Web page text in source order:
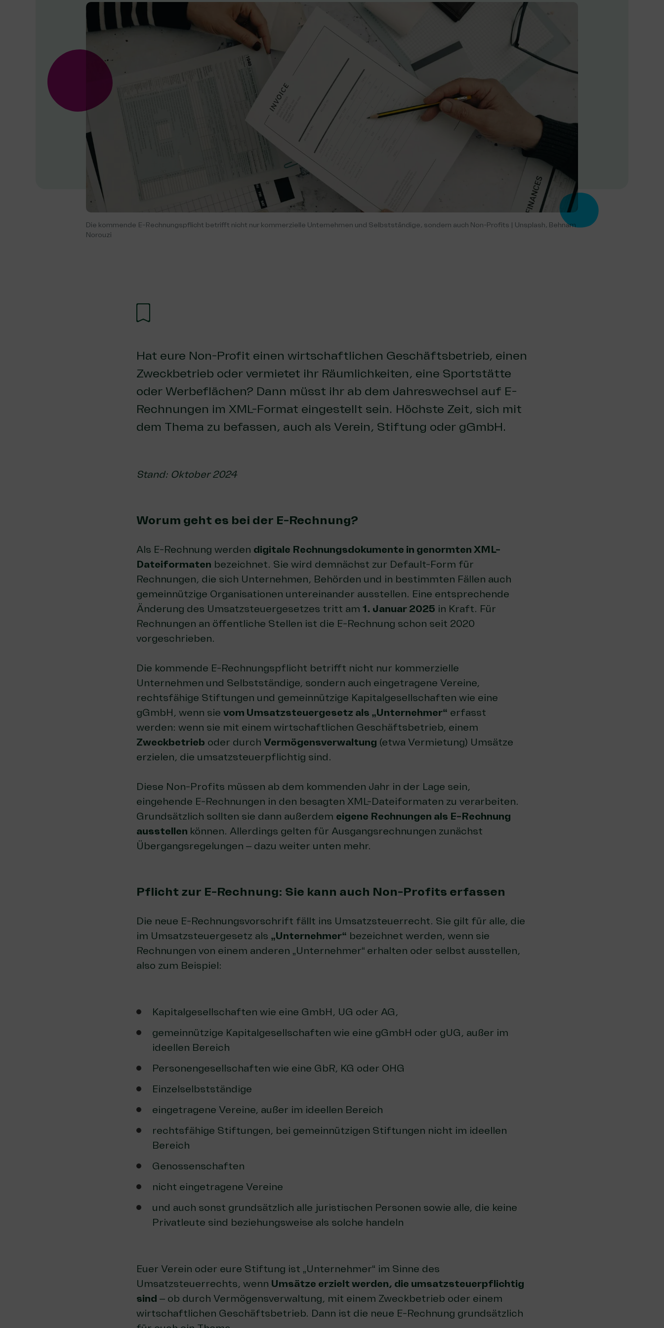
Die kommende E-Rechnungspflicht betrifft nicht nur kommerzielle Unternehmen und Selbstständige, sondern auch Non-Profits | Unsplash, Behnam
Norouzi
Hat eure Non-Profit einen wirtschaftlichen Geschäftsbetrieb, einen
Zweckbetrieb oder vermietet ihr Räumlichkeiten, eine Sportstätte
oder Werbeflächen? Dann müsst ihr ab dem Jahreswechsel auf E-
Rechnungen im XML-Format eingestellt sein. Höchste Zeit, sich mit
dem Thema zu befassen, auch als Verein, Stiftung oder gGmbH.
Stand: Oktober 2024
Worum geht es bei der E-Rechnung?
Als E-Rechnung werden digitale Rechnungsdokumente in genormten XML-
Dateiformaten bezeichnet. Sie wird demnächst zur Default-Form für
Rechnungen, die sich Unternehmen, Behörden und in bestimmten Fällen auch
gemeinnützige Organisationen untereinander ausstellen. Eine entsprechende
Änderung des Umsatzsteuergesetzes tritt am 1. Januar 2025 in Kraft. Für
Rechnungen an öffentliche Stellen ist die E-Rechnung schon seit 2020
vorgeschrieben.
Die kommende E-Rechnungspflicht betrifft nicht nur kommerzielle
Unternehmen und Selbstständige, sondern auch eingetragene Vereine,
rechtsfähige Stiftungen und gemeinnützige Kapitalgesellschaften wie eine
gGmbH, wenn sie vom Umsatzsteuergesetz als „Unternehmer“ erfasst
werden: wenn sie mit einem wirtschaftlichen Geschäftsbetrieb, einem
Zweckbetrieb oder durch Vermögensverwaltung (etwa Vermietung) Umsätze
erzielen, die umsatzsteuerpflichtig sind.
Diese Non-Profits müssen ab dem kommenden Jahr in der Lage sein,
eingehende E-Rechnungen in den besagten XML-Dateiformaten zu verarbeiten.
Grundsätzlich sollten sie dann außerdem eigene Rechnungen als E-Rechnung
ausstellen können. Allerdings gelten für Ausgangsrechnungen zunächst
Übergangsregelungen – dazu weiter unten mehr.
Pflicht zur E-Rechnung: Sie kann auch Non-Profits erfassen
Die neue E-Rechnungsvorschrift fällt ins Umsatzsteuerrecht. Sie gilt für alle, die
im Umsatzsteuergesetz als „Unternehmer“ bezeichnet werden, wenn sie
Rechnungen von einem anderen „Unternehmer“ erhalten oder selbst ausstellen,
also zum Beispiel:
Kapitalgesellschaften wie eine GmbH, UG oder AG,
gemeinnützige Kapitalgesellschaften wie eine gGmbH oder gUG, außer im
ideellen Bereich
Personengesellschaften wie eine GbR, KG oder OHG
Einzelselbstständige
eingetragene Vereine, außer im ideellen Bereich
rechtsfähige Stiftungen, bei gemeinnützigen Stiftungen nicht im ideellen
Bereich
Genossenschaften
nicht eingetragene Vereine
und auch sonst grundsätzlich alle juristischen Personen sowie alle, die keine
Privatleute sind beziehungsweise als solche handeln
Euer Verein oder eure Stiftung ist „Unternehmer“ im Sinne des
Umsatzsteuerrechts, wenn Umsätze erzielt werden, die umsatzsteuerpflichtig
sind – ob durch Vermögensverwaltung, mit einem Zweckbetrieb oder einem
wirtschaftlichen Geschäftsbetrieb. Dann ist die neue E-Rechnung grundsätzlich